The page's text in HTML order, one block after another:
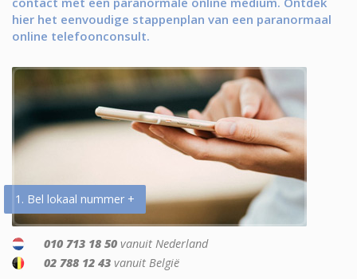
hier het eenvoudige stappenplan van een paranormaal
online telefoonconsult.
1. Bel lokaal nummer +
010 713 18 50 vanuit Nederland
02 788 12 43 vanuit België